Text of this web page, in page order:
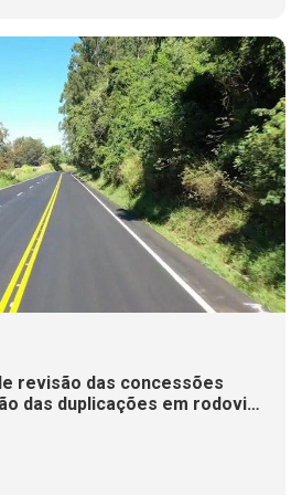
revisão das concessões
das duplicações em rodovias